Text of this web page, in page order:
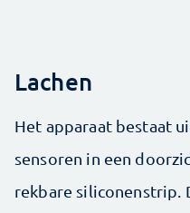
Lachen
Het apparaat bestaat
sensoren in een
rekbare siliconenstrip.